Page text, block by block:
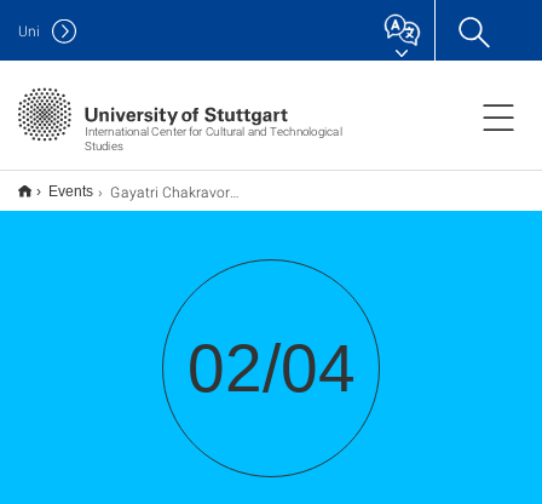
International Center for Cultural and Technological
Studies
Uni
Events Gayatri Chakravorty Spivak: The future as neighbor and vernacular cosmopolitanism
02/04